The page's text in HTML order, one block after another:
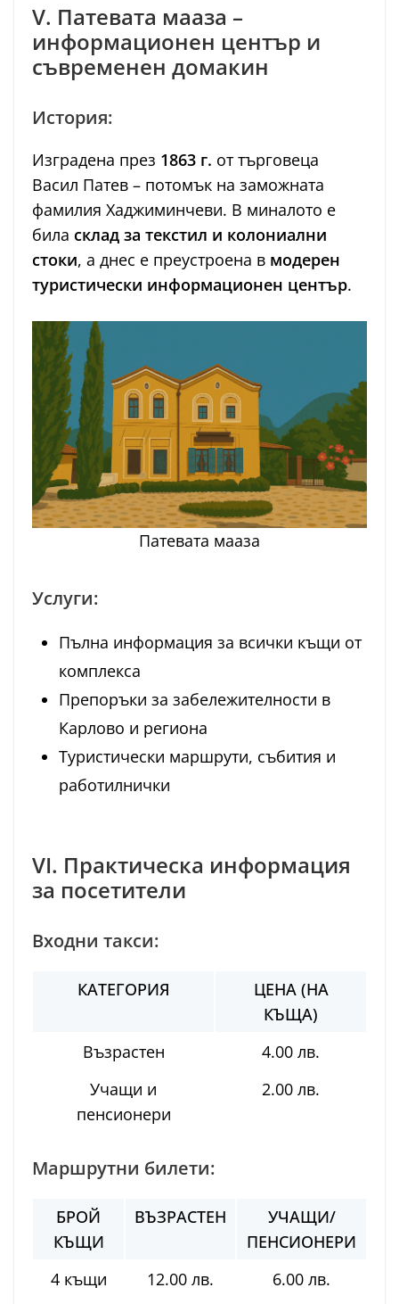
V. Патевата мааза –
информационен център и
съвременен домакин
История:
Изградена през 1863 г. от търговеца
Васил Патев – потомък на заможната
фамилия Хаджиминчеви. В миналото е
била склад за текстил и колониални
стоки, а днес е преустроена в модерен
туристически информационен център.
Патевата мааза
Услуги:
Пълна информация за всички къщи от
комплекса
Препоръки за забележителности в
Карлово и региона
Туристически маршрути, събития и
работилнички
VI. Практическа информация
за посетители
Входни такси:
КАТЕГОРИЯ
ЦЕНА (НА
КЪЩА)
Възрастен
4.00 лв.
Учащи и
пенсионери
2.00 лв.
Маршрутни билети:
БРОЙ
КЪЩИ
ВЪЗРАСТЕН
УЧАЩИ/
ПЕНСИОНЕРИ
4 къщи
12.00 лв.
6.00 лв.